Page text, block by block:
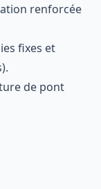
renforcée
fixes et
de pont